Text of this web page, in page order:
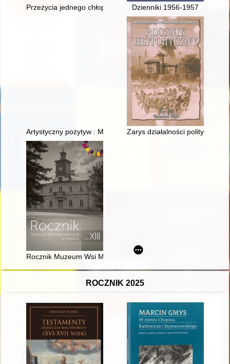
Przeżycia jednego chłopca na tle zmian gospodarczych i
Dzienniki 1956-1957
Artystyczny pozytyw : Małgorzata i Jerzy Soremscy : 45 lat
Zarys działalności politycznej
Rocznik Muzeum Wsi Mazowieckiej w Sierpcu. T. 13 (2024)
ROCZNIK 2025